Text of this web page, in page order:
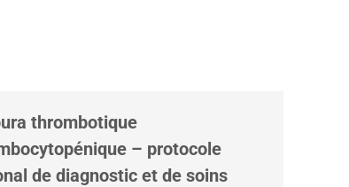
thrombotique
– protocole
de diagnostic et de soins